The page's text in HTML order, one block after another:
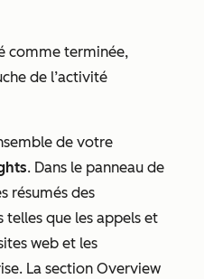
comme terminée,
de l’activité
de votre
. Dans le panneau de
résumés des
que les appels et
web et les
La section Overview